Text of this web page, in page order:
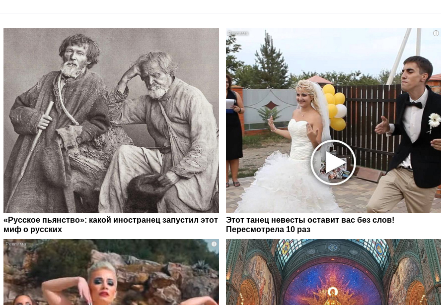
«Русское пьянство»: какой иностранец запустил этот
миф о русских
i
Этот танец невесты оставит вас без слов!
Пересмотрела 10 раз
i